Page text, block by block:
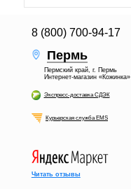
8 (800) 700-94-17
Пермь
Пермский край, г. Пермь
Интернет-магазин «Кожинка»
Экспресс-доставка СДЭК
Курьерская служба EMS
Читать отзывы